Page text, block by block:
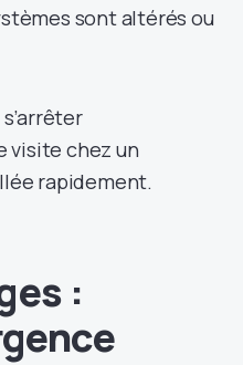
sont altérés ou
visite chez un
rapidement.
: